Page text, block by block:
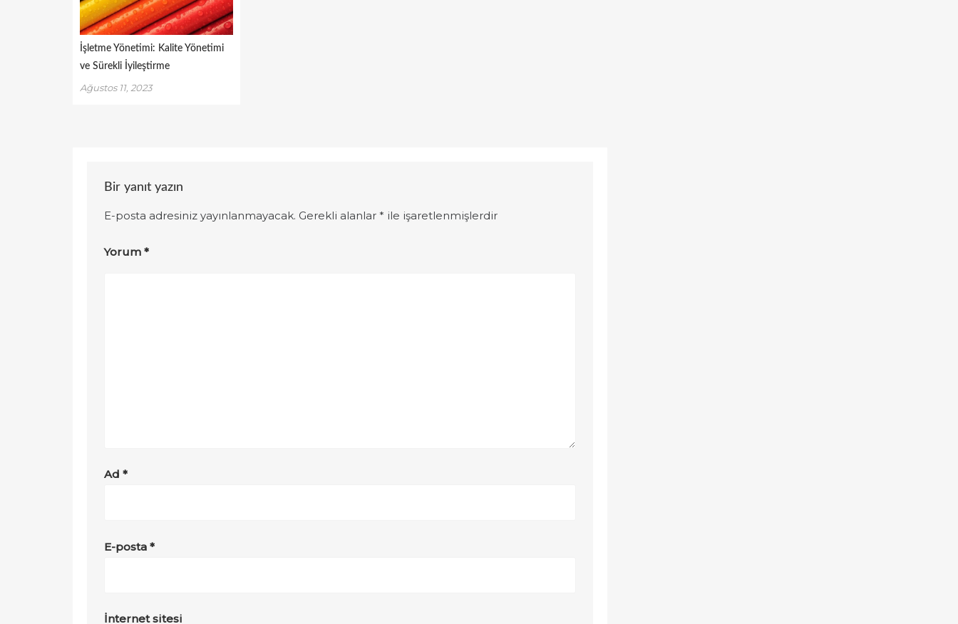
İşletme Yönetimi: Kalite Yönetimi
ve Sürekli İyileştirme
Ağustos 11, 2023
Bir yanıt yazın
E-posta adresiniz yayınlanmayacak. Gerekli alanlar* ile işaretlenmişlerdir
Yorum*
Ad*
E-posta*
İnternet sitesi